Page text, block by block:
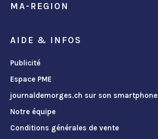
MA-REGION
AIDE & INFOS
Publicité
Espace PME
journaldemorges.ch sur son smartphone
Notre équipe
Conditions générales de vente